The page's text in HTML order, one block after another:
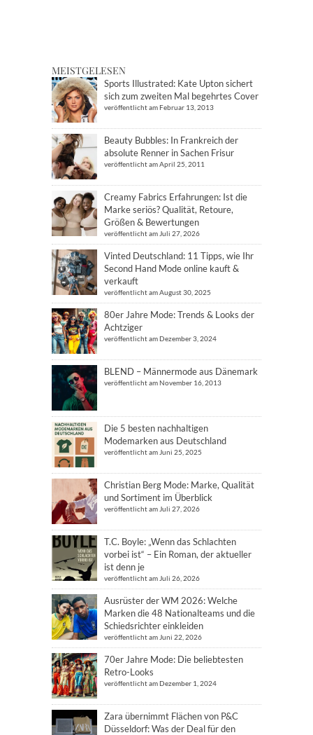
MEISTGELESEN
Sports Illustrated: Kate Upton sichert
sich zum zweiten Mal begehrtes Cover
veröffentlicht am Februar 13, 2013
Beauty Bubbles: In Frankreich der
absolute Renner in Sachen Frisur
veröffentlicht am April 25, 2011
Creamy Fabrics Erfahrungen: Ist die
Marke seriös? Qualität, Retoure,
Größen & Bewertungen
veröffentlicht am Juli 27, 2026
Vinted Deutschland: 11 Tipps, wie Ihr
Second Hand Mode online kauft &
verkauft
veröffentlicht am August 30, 2025
80er Jahre Mode: Trends & Looks der
Achtziger
veröffentlicht am Dezember 3, 2024
BLEND – Männermode aus Dänemark
veröffentlicht am November 16, 2013
Die 5 besten nachhaltigen
Modemarken aus Deutschland
veröffentlicht am Juni 25, 2025
Christian Berg Mode: Marke, Qualität
und Sortiment im Überblick
veröffentlicht am Juli 27, 2026
T.C. Boyle: „Wenn das Schlachten
vorbei ist“ – Ein Roman, der aktueller
ist denn je
veröffentlicht am Juli 26, 2026
Ausrüster der WM 2026: Welche
Marken die 48 Nationalteams und die
Schiedsrichter einkleiden
veröffentlicht am Juni 22, 2026
70er Jahre Mode: Die beliebtesten
Retro-Looks
veröffentlicht am Dezember 1, 2024
Zara übernimmt Flächen von P&C
Düsseldorf: Was der Deal für den